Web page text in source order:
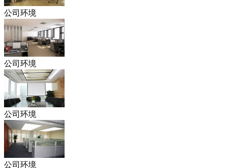
公司环境
公司环境
公司环境
公司环境